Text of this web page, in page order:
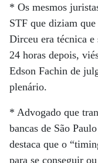
* Os mesmos
STF que diziam
Dirceu era técnica
24 horas depois,
Edson Fachin de
plenário.
* Advogado que
bancas de São
destaca que o
para se conseguir